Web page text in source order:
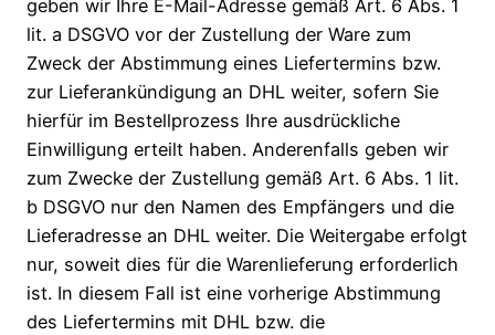
geben wir Ihre E-Mail-Adresse gemäß Art. 6 Abs. 1
lit. a DSGVO vor der Zustellung der Ware zum
Zweck der Abstimmung eines Liefertermins bzw.
zur Lieferankündigung an DHL weiter, sofern Sie
hierfür im Bestellprozess Ihre ausdrückliche
Einwilligung erteilt haben. Anderenfalls geben wir
zum Zwecke der Zustellung gemäß Art. 6 Abs. 1 lit.
b DSGVO nur den Namen des Empfängers und die
Lieferadresse an DHL weiter. Die Weitergabe erfolgt
nur, soweit dies für die Warenlieferung erforderlich
ist. In diesem Fall ist eine vorherige Abstimmung
des Liefertermins mit DHL bzw. die